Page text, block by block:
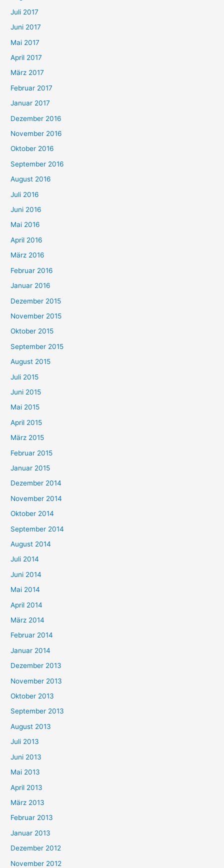
Juli 2017
Juni 2017
Mai 2017
April 2017
März 2017
Februar 2017
Januar 2017
Dezember 2016
November 2016
Oktober 2016
September 2016
August 2016
Juli 2016
Juni 2016
Mai 2016
April 2016
März 2016
Februar 2016
Januar 2016
Dezember 2015
November 2015
Oktober 2015
September 2015
August 2015
Juli 2015
Juni 2015
Mai 2015
April 2015
März 2015
Februar 2015
Januar 2015
Dezember 2014
November 2014
Oktober 2014
September 2014
August 2014
Juli 2014
Juni 2014
Mai 2014
April 2014
März 2014
Februar 2014
Januar 2014
Dezember 2013
November 2013
Oktober 2013
September 2013
August 2013
Juli 2013
Juni 2013
Mai 2013
April 2013
März 2013
Februar 2013
Januar 2013
Dezember 2012
November 2012